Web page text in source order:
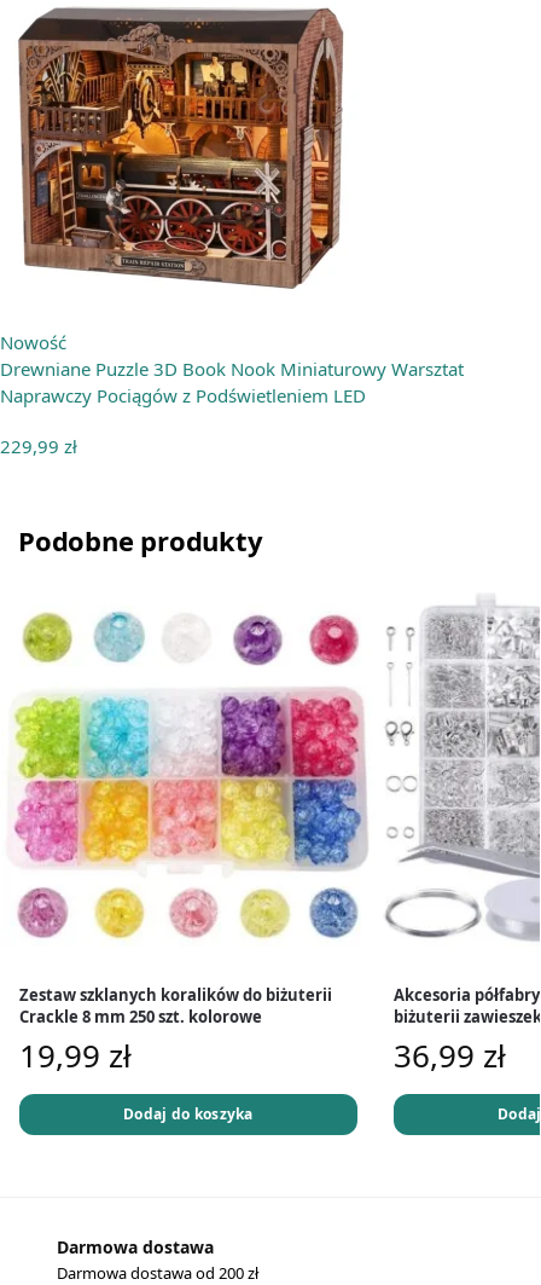
Nowość
Drewniane Puzzle 3D Book Nook Miniaturowy Warsztat
Naprawczy Pociągów z Podświetleniem LED
229,99 zł
Podobne produkty
Zestaw szklanych koralików do biżuterii
Crackle 8 mm 250 szt. kolorowe
19,99 zł
Dodaj do koszyka
Akcesoria
biżuterii
36,99 zł
Darmowa dostawa
Darmowa dostawa od 200 zł